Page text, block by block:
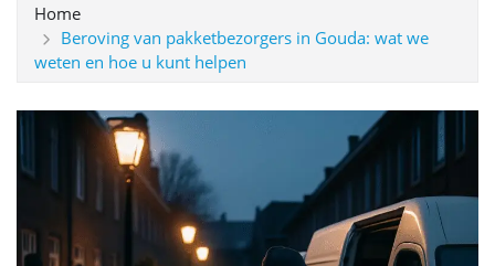
Home
Beroving van pakketbezorgers in Gouda: wat we
weten en hoe u kunt helpen